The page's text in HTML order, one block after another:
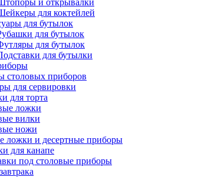
и открывалки
для коктейлей
для бутылок
для бутылок
для бутылок
для бутылки
столовых приборов
для сервировки
для торта
ложки
вилки
ножи
ложки и десертные приборы
для канапе
под столовые приборы